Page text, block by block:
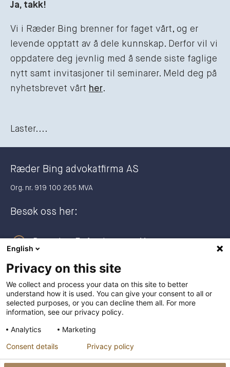
Ja, takk!
Vi i Ræder Bing brenner for faget vårt, og er
levende opptatt av å dele kunnskap. Derfor vil vi
oppdatere deg jevnlig med å sende siste faglige
nytt samt invitasjoner til seminarer. Meld deg på
nyhetsbrevet vårt her.
Laster....
Ræder Bing advokatfirma AS
Org. nr. 919 100 265 MVA
Besøk oss her:
Postadresse:
Postboks 2944 Solli
0230 Oslo
+47 23 27 27 00
post@raederbing.no
English
Privacy on this site
We collect and process your data on this site to better
understand how it is used. You can give your consent to all or
selected purposes, or you can decline them all. For more
information, see our privacy policy.
Analytics
Marketing
Consent details Privacy policy